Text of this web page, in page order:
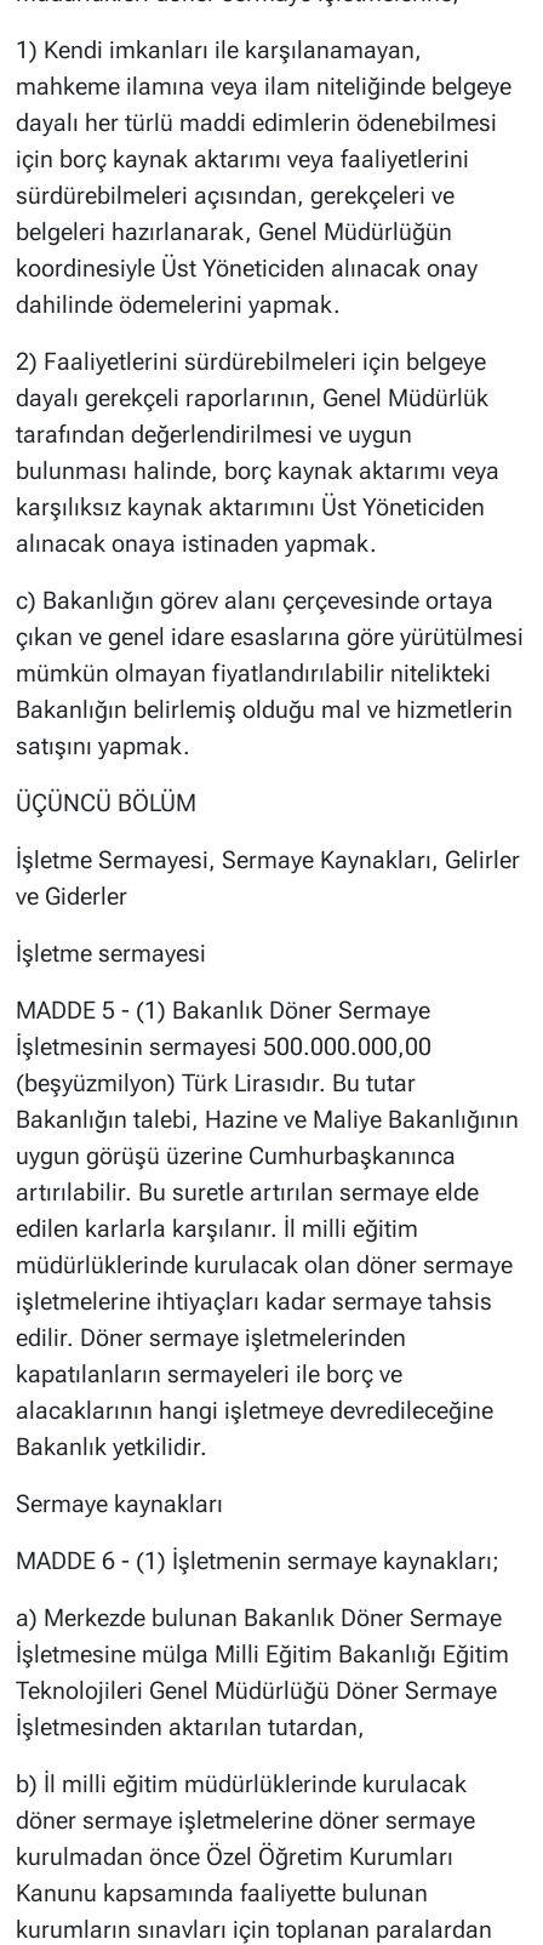
1) Kendi imkanları ile karşılanamayan,
mahkeme ilamına veya ilam niteliğinde belgeye
dayalı her türlü maddi edimlerin ödenebilmesi
için borç kaynak aktarımı veya faaliyetlerini
sürdürebilmeleri açısından, gerekçeleri ve
belgeleri hazırlanarak, Genel Müdürlüğün
koordinesiyle Üst Yöneticiden alınacak onay
dahilinde ödemelerini yapmak.
2) Faaliyetlerini sürdürebilmeleri için belgeye
dayalı gerekçeli raporlarının, Genel Müdürlük
tarafından değerlendirilmesi ve uygun
bulunması halinde, borç kaynak aktarımı veya
karşılıksız kaynak aktarımını Üst Yöneticiden
alınacak onaya istinaden yapmak.
c) Bakanlığın görev alanı çerçevesinde ortaya
çıkan ve genel idare esaslarına göre yürütülmesi
mümkün olmayan fiyatlandırılabilir nitelikteki
Bakanlığın belirlemiş olduğu mal ve hizmetlerin
satışını yapmak.
ÜÇÜNCÜ BÖLÜM
İşletme Sermayesi, Sermaye Kaynakları, Gelirler
ve Giderler
İşletme sermayesi
MADDE 5 - (1) Bakanlık Döner Sermaye
İşletmesinin sermayesi 500.000.000,00
(beşyüzmilyon) Türk Lirasıdır. Bu tutar
Bakanlığın talebi, Hazine ve Maliye Bakanlığının
uygun görüşü üzerine Cumhurbaşkanınca
artırılabilir. Bu suretle artırılan sermaye elde
edilen karlarla karşılanır. İl milli eğitim
müdürlüklerinde kurulacak olan döner sermaye
işletmelerine ihtiyaçları kadar sermaye tahsis
edilir. Döner sermaye işletmelerinden
kapatılanların sermayeleri ile borç ve
alacaklarının hangi işletmeye devredileceğine
Bakanlık yetkilidir.
Sermaye kaynakları
MADDE 6 - (1) İşletmenin sermaye kaynakları;
a) Merkezde bulunan Bakanlık Döner Sermaye
İşletmesine mülga Milli Eğitim Bakanlığı Eğitim
Teknolojileri Genel Müdürlüğü Döner Sermaye
İşletmesinden aktarılan tutardan,
b) İl milli eğitim müdürlüklerinde kurulacak
döner sermaye işletmelerine döner sermaye
kurulmadan önce Özel Öğretim Kurumları
Kanunu kapsamında faaliyette bulunan
kurumların sınavları için toplanan paralardan